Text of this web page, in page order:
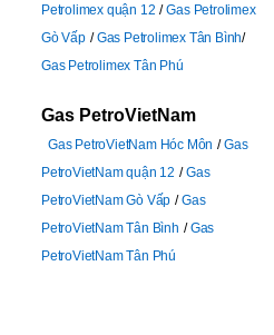
Petrolimex quận 12
Gas Petrolimex
Gò Vấp
Gas Petrolimex Tân Bình
Gas Petrolimex Tân Phú
Gas PetroVietNam
Gas PetroVietNam Hóc Môn
Gas
PetroVietNam quận 12
Gas
PetroVietNam Gò Vấp
Gas
PetroVietNam Tân Bình
Gas
PetroVietNam Tân Phú